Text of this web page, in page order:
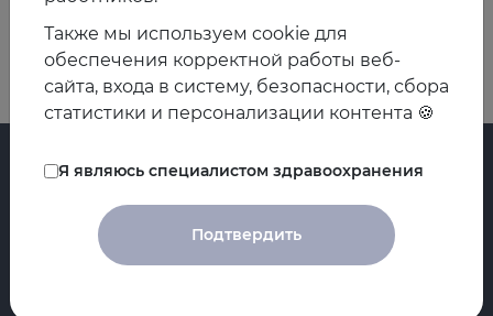
Назад
Циклы
Также мы используем cookie для
обеспечения корректной работы веб-
сайта, входа в систему, безопасности, сбора
статистики и персонализации контента 🍪
Я являюсь специалистом здравоохранения
Подтвердить